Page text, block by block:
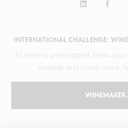
INTERNATIONAL CHALLENGE:
WINEMAKER